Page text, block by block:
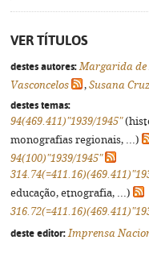
VER TÍTULOS
destes autores: Margarida de
Vasconcelos
, Susana
destes temas:
94(469.411)"1939/1945"
monografias regionais, ...)
94(100)"1939/1945"
educação, etnografia, ...)
deste editor: Imprensa